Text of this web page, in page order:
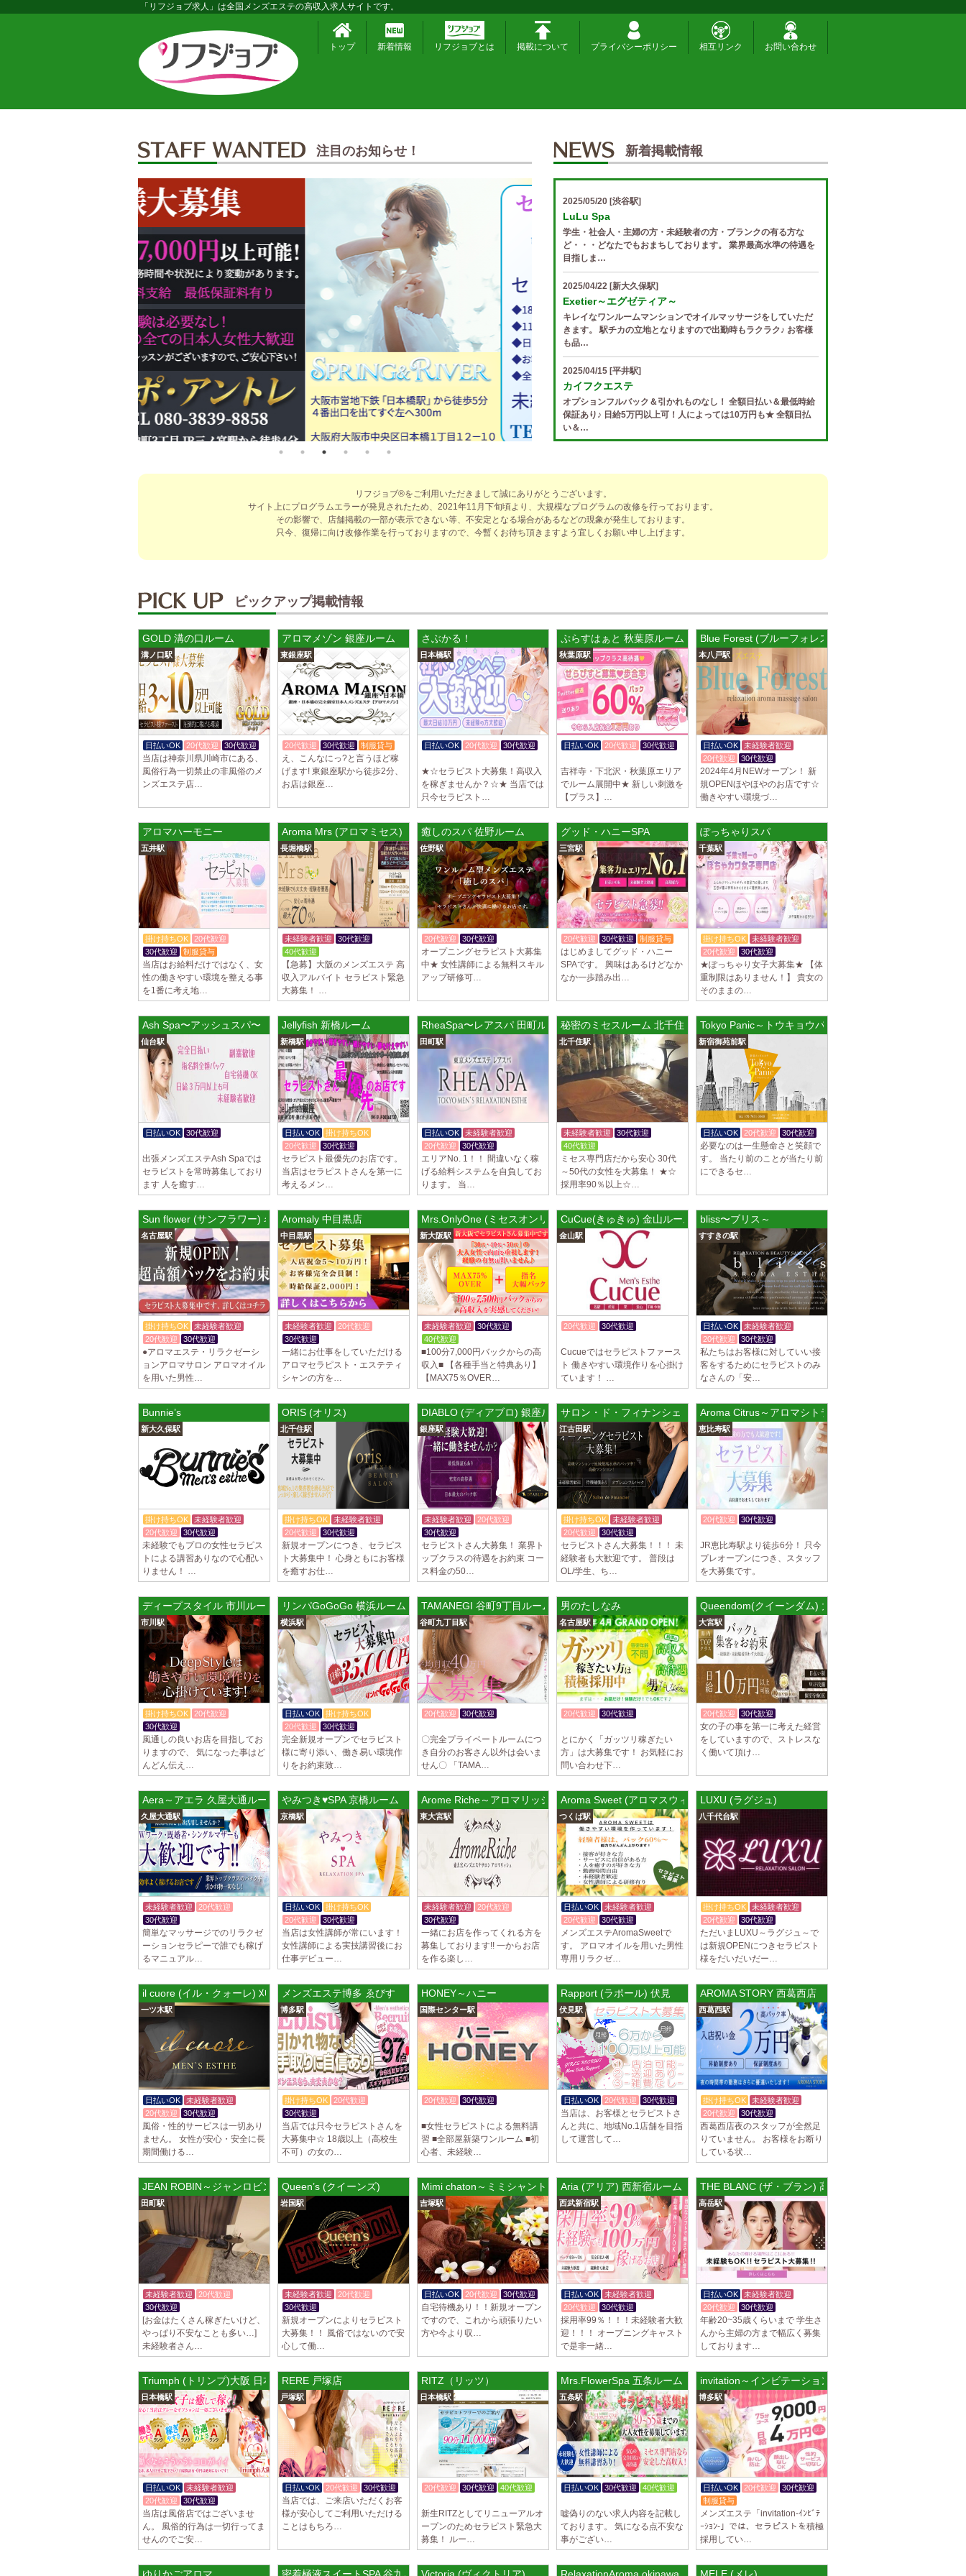
「リフジョブ求人」は全国メンズエステの高収入求人サイトです。
トップ 新着情報 リフジョブとは 掲載について プライバシーポリシー 相互リンク お問い合わせ
注目のお知らせ！ 新着掲載情報
2025/05/20[渋谷駅]
LuLu Spa
学生・社会人・主婦の方・未経験者の方・ブランクの有る方な
ど・・・どなたでもおまちしております。 業界最高水準の待遇を
目指しま…
2025/04/22[新大久保駅]
Exetier～エグゼティア～
キレイなワンルームマンションでオイルマッサージをしていただ
きます。 駅チカの立地となりますので出勤時もラクラク♪ お客様
も品…
2025/04/15[平井駅]
カイフクエステ
オプションフルバック＆引かれものなし！ 全額日払い＆最低時給
保証あり♪ 日給5万円以上可！人によっては10万円も★ 全額日払
い＆…
適なお仕事をサポートする待遇をそろえております！ 雑費等、経
費負…
2025/04/14 [春日井駅]
sirena (シレーナ) 錦ルーム
制服あり、ノルマ、罰金なし 高額報酬が稼げるだけでなく、高待
遇や手厚い福利厚生を完備しております！ぜひご活用ください♪
指名…
2025/04/09[藤が丘駅]
sirena (シレーナ) 名東ルーム
制服あり、ノルマ、罰金なし 高額報酬が稼げるだけでなく、高待
遇や手厚い福利厚生を完備しております！ぜひご活用ください♪
指名…
2025/04/08
Cat’s (キャッツ)
18歳以上（高校生不可） オープンニングセラピストさん大募集！
営業時間内でいつでも可能。 交通費支給あり 一緒に働いてくだ
さ…
2025/04/05[日本橋駅]
Aroma de Banana (あろばな)
オープンにつきセラピスト大募集！！ 求人探しに苦労されている
貴方様に朗報です！ 当店では講習制度を徹底しています。 セクハ
ラ…
2025/04/04[吉祥寺駅]
LoveCHU (ラブチュ) 吉祥寺ルーム
やる気のあるセラピスト大募集！ 「本気で稼ぎたい！」「もっと
ます…
2025/04/04[渋谷駅]
LoveCHU (ラブチュ) 渋谷ルーム
やる気のあるセラピスト大募集！ 「本気で稼ぎたい！」「もっと
人気セラピストになりたい！」 そんなあなたを全力でサポートし
ます…
2025/04/02[千歳烏山駅]
LoveCHU (ラブチュ) 千歳烏山ルーム
やる気のあるセラピスト大募集！ 「本気で稼ぎたい！」「もっと
人気セラピストになりたい！」 そんなあなたを全力でサポートし
ます…
2025/03/31 [八王子駅]
Diamond～ダイヤモンド～
只今NEW OPENにつきセラピストが不足しています！ 今後も新規
出店が続くため、一緒に働いてくれるセラピストを大募集しま
す！ 女性…
2025/03/29[自由が丘駅]
LIVSPA (リブスパ) 自由が丘ルーム
当店の募集は嘘偽り等なく、記載通りにしっかりお給料をお支払
いさせていただきます。 とても働きやすいお店作りを心がけてお
ります…
2025/03/29[川崎駅]
LIVSPA (リブスパ) 川崎ルーム
当店の募集は嘘偽り等なく、記載通りにしっかりお給料をお支払
いさせていただきます。 とても働きやすいお店作りを心がけてお
ります…
2025/03/29[蒲田駅]
LIVSPA (リブスパ) 蒲田ルーム
当店の募集は嘘偽り等なく、記載通りにしっかりお給料をお支払
いさせていただきます。 とても働きやすいお店作りを心がけてお
ります…
2025/03/28[恵比寿駅]
大人の隠れ家 恵比寿ルーム
る講習時のセクハラを撲滅するために女店長または在籍セラピス
トが講…
2025/03/28[渋谷駅]
大人の隠れ家 渋谷ルーム
初めまして、大人の隠れ家の女店長です。 当店では業界の闇であ
る講習時のセクハラを撲滅するために女店長または在籍セラピス
トが講…
aroma Angel
セラピストさんを大募集しております 完全歩合で50%〜60%以
上！！ 掛け持ちOK、完全個室待機など嬉しい高待遇が盛りだく
2025/03/28[東海学園前駅]
デビルキャット
24時間営業！自由シフトで好きな時間に働ける 未経験者歓迎♪個
室待機でゆっくり自分の好きな事ができます♪ 可愛い制服もご用
意して…
リフジョブ®をご利用いただきまして誠にありがとうございます。
サイト上にプログラムエラーが発見されたため、2021年11月下旬頃より、大規模なプログラムの改修を行っております。
その影響で、店舗掲載の一部が表示できない等、不安定となる場合があるなどの現象が発生しております。
只今、復帰に向け改修作業を行っておりますので、今暫くお待ち頂きますよう宜しくお願い申し上げます。
ピックアップ掲載情報
GOLD 溝の口ルーム
溝ノ口駅
日払いOK 20代歓迎 30代歓迎
当店は神奈川県川崎市にある、
風俗行為一切禁止の非風俗のメ
ンズエステ店…
アロマメゾン 銀座ルーム
東銀座駅
20代歓迎 30代歓迎 制服貸与
え、こんなにっ?と言うほど稼
げます! 東銀座駅から徒歩2分、
お店は銀座…
さぶかる！
日本橋駅
日払いOK 20代歓迎
30代歓迎
★☆セラピスト大募集！高収入
を稼ぎませんか？☆★ 当店では
只今セラピスト…
ぷらすはぁと 秋葉原ルーム
秋葉原駅
日払いOK 20代歓迎
30代歓迎
吉祥寺・下北沢・秋葉原エリア
でルーム展開中★ 新しい刺激を
【プラス】…
Blue Forest (ブルーフォレスト)
本八戸駅
日払いOK
未経験者歓迎
20代歓迎
30代歓迎
2024年4月NEWオープン！ 新
規OPENほやほやのお店です☆
働きやすい環境づ…
アロマハーモニー
五井駅
掛け持ちOK
20代歓迎
30代歓迎
制服貸与
当店はお給料だけではなく、女
性の働きやすい環境を整える事
を1番に考え地…
Aroma Mrs (アロマミセス) 長堀橋ルーム
長堀橋駅
未経験者歓迎
30代歓迎
40代歓迎
【急募】大阪のメンズエステ 高
収入アルバイト セラピスト緊急
大募集！ …
癒しのスパ 佐野ルーム
佐野駅
20代歓迎 30代歓迎
オープニングセラピスト大募集
中★ 女性講師による無料スキル
アップ研修可…
グッド・ハニーSPA
三宮駅
20代歓迎 30代歓迎 制服貸与
はじめましてグッド・ハニー
SPAです。 興味はあるけどなか
なか一歩踏み出…
ぽっちゃりスパ
千葉駅
掛け持ちOK
未経験者歓迎
20代歓迎
30代歓迎
★ぽっちゃり女子大募集★ 【体
重制限はありません！】 貴女の
そのままの…
Ash Spa〜アッシュスパ〜
仙台駅
日払いOK
30代歓迎
出張メンズエステAsh Spaでは
セラピストを常時募集しており
ます 人を癒す…
Jellyfish 新橋ルーム
新橋駅
日払いOK
掛け持ちOK
20代歓迎
30代歓迎
セラピスト最優先のお店です。
当店はセラピストさんを第一に
考えるメン…
RheaSpa〜レアスパ 田町ルーム
田町駅
日払いOK
未経験者歓迎
20代歓迎
30代歓迎
エリアNo. 1！！ 間違いなく稼
げる給料システムを自負してお
ります。 当…
秘密のミセスルーム 北千住ルーム
北千住駅
未経験者歓迎
30代歓迎
40代歓迎
ミセス専門店だから安心 30代
～50代の女性を大募集！ ★☆
採用率90％以上☆…
Tokyo Panic～トウキョウパニック～
新宿御苑前駅
日払いOK 20代歓迎 30代歓迎
必要なのは一生懸命さと笑顔で
す。 当たり前のことが当たり前
にできるセ…
Sun flower (サンフラワー) 名駅ルーム
名古屋駅
掛け持ちOK
未経験者歓迎
20代歓迎
30代歓迎
●アロマエステ・リラクゼーシ
ョンアロマサロン アロマオイル
を用いた男性…
Aromaly 中目黒店
中目黒駅
未経験者歓迎
20代歓迎
30代歓迎
一緒にお仕事をしていただける
アロマセラピスト・エステティ
シャンの方を…
Mrs.OnlyOne (ミセスオンリーワン) 新大阪ルーム
新大阪駅
未経験者歓迎
30代歓迎
40代歓迎
■100分7,000円バックからの高
収入■ 【各種手当と特典あり】
【MAX75％OVER…
CuCue(きゅきゅ) 金山ルーム
金山駅
20代歓迎
30代歓迎
Cucueではセラピストファース
ト 働きやすい環境作りを心掛け
ています！ …
bliss〜ブリス～
すすきの駅
日払いOK
未経験者歓迎
20代歓迎
30代歓迎
私たちはお客様に対していい接
客をするためにセラピストのみ
なさんの「安…
Bunnie’s
新大久保駅
掛け持ちOK
未経験者歓迎
20代歓迎
30代歓迎
未経験でもプロの女性セラピス
トによる講習ありなので心配い
りません！ …
ORIS (オリス)
北千住駅
掛け持ちOK
未経験者歓迎
20代歓迎
30代歓迎
新規オープンにつき、セラピス
ト大募集中！ 心身ともにお客様
を癒すお仕…
DIABLO (ディアブロ) 銀座ルーム
銀座駅
未経験者歓迎
20代歓迎
30代歓迎
セラピストさん大募集！ 業界ト
ップクラスの待遇をお約束 コー
ス料金の50…
サロン・ド・フィナンシェ 江古田ルーム
江古田駅
掛け持ちOK
未経験者歓迎
20代歓迎
30代歓迎
セラピストさん大募集！！！ 未
経験者も大歓迎です。 普段は
OL/学生、ち…
Aroma Citrus～アロマシトラス
恵比寿駅
20代歓迎
30代歓迎
JR恵比寿駅より徒歩6分！ 只今
プレオープンにつき、スタッフ
を大募集です。
ディープスタイル 市川ルーム
市川駅
掛け持ちOK
20代歓迎
30代歓迎
風通しの良いお店を目指してお
りますので、 気になった事はど
んどん伝え…
リンパGoGoGo 横浜ルーム
横浜駅
日払いOK
掛け持ちOK
20代歓迎
30代歓迎
完全新規オープンでセラピスト
様に寄り添い、働き易い環境作
りをお約束致…
TAMANEGI 谷町9丁目ルーム
谷町九丁目駅
20代歓迎
30代歓迎
〇完全プライベートルームにつ
き自分のお客さん以外は会いま
せん〇 「TAMA…
男のたしなみ
名古屋駅
20代歓迎
30代歓迎
とにかく「ガッツリ稼ぎたい
方」は大募集です！ お気軽にお
問い合わせ下…
Queendom(クイーンダム) 大宮店
大宮駅
20代歓迎 30代歓迎
女の子の事を第一に考えた経営
をしていますので、ストレスな
く働いて頂け…
Aera～アエラ 久屋大通ルーム
久屋大通駅
未経験者歓迎
20代歓迎
30代歓迎
簡単なマッサージでのリラクゼ
ーションセラピーで誰でも稼げ
るマニュアル…
やみつき♥SPA 京橋ルーム
京橋駅
日払いOK
掛け持ちOK
20代歓迎
30代歓迎
当店は女性講師が常にいます！
女性講師による実技講習後にお
仕事デビュー…
Arome Riche～アロマリッシュ
東大宮駅
未経験者歓迎
20代歓迎
30代歓迎
一緒にお店を作ってくれる方を
募集しております!! 一からお店
を作る楽し…
Aroma Sweet (アロマスウィート)
つくば駅
日払いOK
未経験者歓迎
20代歓迎
30代歓迎
メンズエステAromaSweetで
す。 アロマオイルを用いた男性
専用リラクゼ…
LUXU (ラグジュ)
八千代台駅
掛け持ちOK
未経験者歓迎
20代歓迎
30代歓迎
ただいまLUXU～ラグジュ～で
は新規OPENにつきセラピスト
様をだいだいだー…
il cuore (イル・クォーレ) 刈谷ルーム
一ツ木駅
日払いOK
未経験者歓迎
20代歓迎
30代歓迎
風俗・性的サービスは一切あり
ません。 女性が安心・安全に長
期間働ける…
メンズエステ博多 ゑびす
博多駅
掛け持ちOK
20代歓迎
30代歓迎
当店では只今セラピストさんを
大募集中☆ 18歳以上（高校生
不可）の女の…
HONEY～ハニー
国際センター駅
20代歓迎
30代歓迎
■女性セラピストによる無料講
習 ■全部屋新築ワンルーム ■初
心者、未経験…
Rapport (ラポール) 伏見
伏見駅
日払いOK 20代歓迎 30代歓迎
当店は、お客様とセラピストさ
んと共に、地域No.1店舗を目指
して運営して…
AROMA STORY 西葛西店
​西葛西駅
掛け持ちOK
未経験者歓迎
20代歓迎
30代歓迎
西葛西店夜のスタッフが全然足
りていません。 お客様をお断り
している状…
JEAN ROBIN～ジャンロビン
田町駅
未経験者歓迎
20代歓迎
30代歓迎
[お金はたくさん稼ぎたいけど、
やっぱり不安なことも多い…]
未経験者さん…
Queen’s (クイーンズ)
岩国駅
未経験者歓迎
20代歓迎
30代歓迎
新規オープンによりセラピスト
大募集！！ 風俗ではないので安
心して働…
Mimi chaton～ミミシャントン
吉塚駅
日払いOK 20代歓迎 30代歓迎
自宅待機あり！！新規オープン
ですので、これから頑張りたい
方や今より収…
Aria (アリア) 西新宿ルーム
西武新宿駅
日払いOK
未経験者歓迎
20代歓迎
30代歓迎
採用率99％！！！未経験者大歓
迎！！！ オープニングキャスト
で是非一緒…
THE BLANC (ザ・ブラン) 高岳ルーム
高岳駅
日払いOK
未経験者歓迎
20代歓迎
30代歓迎
年齢20~35歳くらいまで 学生さ
んから主婦の方まで幅広く募集
しております…
Triumph (トリンプ)大阪 日本橋ルーム
日本橋駅
日払いOK
未経験者歓迎
20代歓迎
30代歓迎
当店は風俗店ではございませ
ん。 風俗的行為は一切行ってま
せんのでご安…
RERE 戸塚店
戸塚駅
日払いOK 20代歓迎 30代歓迎
当店では、ご来店いただくお客
様が安心してご利用いただける
ことはもちろ…
RITZ（リッツ）
日本橋駅
20代歓迎 30代歓迎
40代歓迎
新生RITZとしてリニューアルオ
ープンのためセラピスト緊急大
募集！ ルー…
Mrs.FlowerSpa 五条ルーム
五条駅
日払いOK 30代歓迎
40代歓迎
嘘偽りのない求人内容を記載し
ております。 気になる点不安な
事がござい…
invitation～インビテーション～
博多駅
日払いOK 20代歓迎
30代歓迎
制服貸与
メンズエステ「invitation-ｲﾝﾋﾞﾃ
ｰｼｮﾝ-」では、セラピストを積極
採用してい…